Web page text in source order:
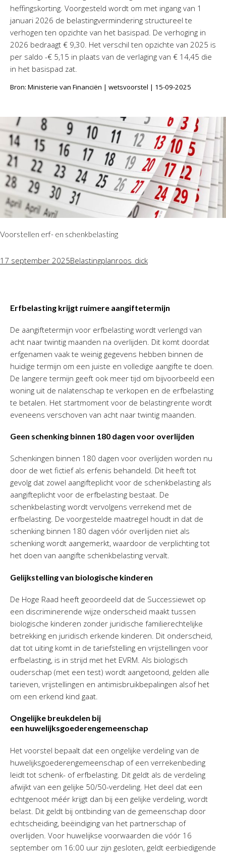
heffingskorting. Voorgesteld wordt om met ingang van 1
januari 2026 de belastingvermindering structureel te
verhogen ten opzichte van het basispad. De verhoging in
2026 bedraagt € 9,30. Het verschil ten opzichte van 2025 is
per saldo -€ 5,15 in plaats van de verlaging van € 14,45 die
in het basispad zat.
Bron: Ministerie van Financiën | wetsvoorstel | 15-09-2025
Voorstellen erf- en schenkbelasting
17 september 2025Belastingplanroos_dick
Erfbelasting krijgt ruimere aangiftetermijn
De aangiftetermijn voor erfbelasting wordt verlengd van
acht naar twintig maanden na overlijden. Dit komt doordat
erfgenamen vaak te weinig gegevens hebben binnen de
huidige termijn om een juiste en volledige aangifte te doen.
De langere termijn geeft ook meer tijd om bijvoorbeeld een
woning uit de nalatenschap te verkopen en de erfbelasting
te betalen. Het startmoment voor de belastingrente wordt
eveneens verschoven van acht naar twintig maanden.
Geen schenking binnen 180 dagen voor overlijden
Schenkingen binnen 180 dagen voor overlijden worden nu
door de wet fictief als erfenis behandeld. Dit heeft tot
gevolg dat zowel aangifteplicht voor de schenkbelasting als
aangifteplicht voor de erfbelasting bestaat. De
schenkbelasting wordt vervolgens verrekend met de
erfbelasting. De voorgestelde maatregel houdt in dat de
schenking binnen 180 dagen vóór overlijden niet als
schenking wordt aangemerkt, waardoor de verplichting tot
het doen van aangifte schenkbelasting vervalt.
Gelijkstelling van biologische kinderen
De Hoge Raad heeft geoordeeld dat de Successiewet op
een discriminerende wijze onderscheid maakt tussen
biologische kinderen zonder juridische familierechtelijke
betrekking en juridisch erkende kinderen. Dit onderscheid,
dat tot uiting komt in de tariefstelling en vrijstellingen voor
erfbelasting, is in strijd met het EVRM. Als biologisch
ouderschap (met een test) wordt aangetoond, gelden alle
tarieven, vrijstellingen en antimisbruikbepalingen alsof het
om een erkend kind gaat.
Ongelijke breukdelen bij
een huwelijksgoederengemeenschap
Het voorstel bepaalt dat een ongelijke verdeling van de
huwelijksgoederengemeenschap of een verrekenbeding
leidt tot schenk- of erfbelasting. Dit geldt als de verdeling
afwijkt van een gelijke 50/50-verdeling. Het deel dat een
echtgenoot méér krijgt dan bij een gelijke verdeling, wordt
belast. Dit geldt bij ontbinding van de gemeenschap door
echtscheiding, beëindiging van het partnerschap of
overlijden. Voor huwelijkse voorwaarden die vóór 16
september om 16:00 uur zijn gesloten, geldt eerbiedigende